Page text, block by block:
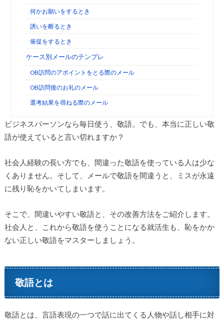
何かお願いをするとき
誘いを断るとき
催促をするとき
ケース別メールのテンプレ
OB訪問のアポイントをとる際のメール
OB訪問後のお礼のメール
選考結果を尋ねる際のメール
ビジネスパーソンなら毎日使う、敬語。でも、本当に正しい敬
語が使えていると言い切れますか？
社会人経験の長い方でも、間違った敬語を使っている人は少な
くありません。そして、メールで敬語を間違うと、ミスが永遠
に残り恥をかいてしまいます。
そこで、間違いやすい敬語と、その改善方法をご紹介します。
社会人と、これから敬語を使うことになる就活生も、恥をかか
ない正しい敬語をマスターしましょう。
敬語とは
敬語とは、言語表現の一つで話に出てくる人物や話し相手に対